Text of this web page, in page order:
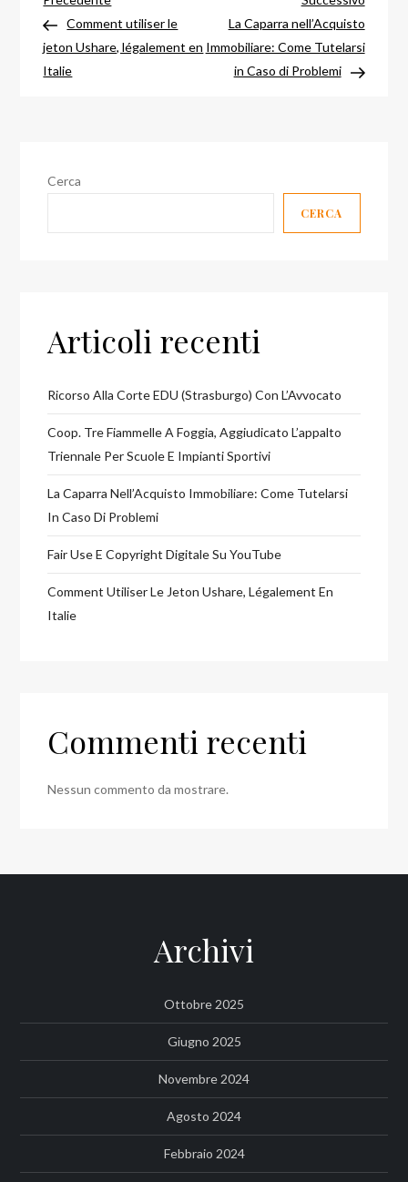
articoli
precedente
Comment utiliser le
jeton Ushare, légalement en
Italie
La Caparra nell’Acquisto
Immobiliare: Come Tutelarsi
in Caso di Problemi
Cerca
CERCA
Articoli recenti
Ricorso Alla Corte EDU (Strasburgo) Con L’Avvocato
Coop. Tre Fiammelle A Foggia, Aggiudicato L’appalto
Triennale Per Scuole E Impianti Sportivi
La Caparra Nell’Acquisto Immobiliare: Come Tutelarsi
In Caso Di Problemi
Fair Use E Copyright Digitale Su YouTube
Comment Utiliser Le Jeton Ushare, Légalement En
Italie
Commenti recenti
Nessun commento da mostrare.
Archivi
Ottobre 2025
Giugno 2025
Novembre 2024
Agosto 2024
Febbraio 2024